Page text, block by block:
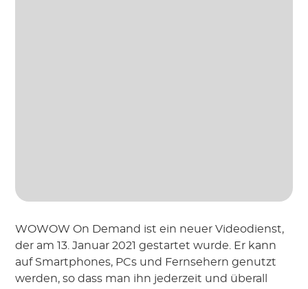
WOWOW On Demand ist ein neuer Videodienst,
der am 13. Januar 2021 gestartet wurde. Er kann
auf Smartphones, PCs und Fernsehern genutzt
werden, so dass man ihn jederzeit und überall